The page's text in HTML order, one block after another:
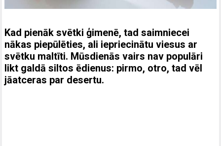
Kad pienāk svētki ģimenē, tad saimniecei
nākas piepūlēties, ali iepriecinātu viesus ar
svētku maltīti. Mūsdienās vairs nav populāri
likt galdā siltos ēdienus: pirmo, otro, tad vēl
jāatceras par desertu.